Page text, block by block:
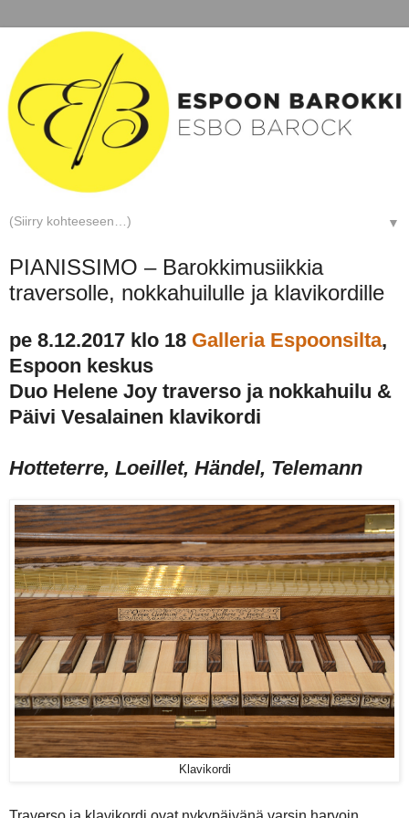
▼
PIANISSIMO – Barokkimusiikkia
traversolle, nokkahuilulle ja klavikordille
pe 8.12.2017 klo 18 Galleria Espoonsilta,
Espoon keskus
Duo Helene Joy traverso ja nokkahuilu &
Päivi Vesalainen klavikordi
Hotteterre, Loeillet, Händel, Telemann
Klavikordi